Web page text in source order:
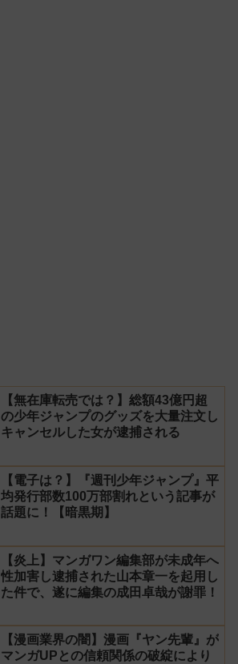
【無在庫転売では？】総額43億円超
の少年ジャンプのグッズを大量注文し
キャンセルした女が逮捕される
【電子は？】『週刊少年ジャンプ』平
均発行部数100万部割れという記事が
話題に！【暗黒期】
【炎上】マンガワン編集部が未成年へ
性加害し逮捕された山本章一を起用し
た件で、遂に編集の成田卓哉が謝罪！
【漫画業界の闇】漫画『ヤン先輩』が
マンガUPとの信頼関係の破綻により